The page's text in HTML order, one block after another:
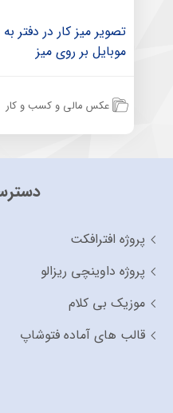
تصویر میز کار در دفتر
موبایل بر روی میز
عکس مالی و کسب و کار
پروژه افترافکت
پروژه داوینچی ریزالو
موزیک بی کلام
قالب های آماده فتوشاپ